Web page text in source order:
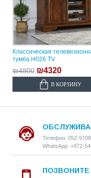
Классическая
тумба H026 TV
₪4800 ₪4320
В КОРЗИНУ
Телефон: 052-
WhatsApp: +972-
ПОЗВОНИТЕ